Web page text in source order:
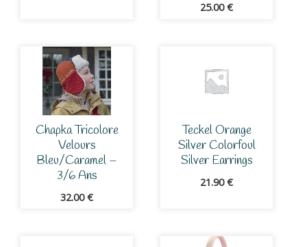
25.00€
Chapka Tricolore
Velours
Bleu/Caramel –
3/6 Ans
32.00€
Teckel Orange
Silver Colorfoul
Silver Earrings
21.90€